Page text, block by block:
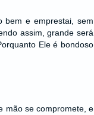
bem e emprestai, sem
assim, grande será
Ele é bondoso
mão se compromete, e